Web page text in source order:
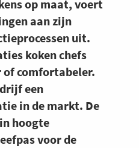
op maat, voert
aan zijn
uit.
koken chefs
comfortabeler.
een
in de markt. De
hoogte
voor de